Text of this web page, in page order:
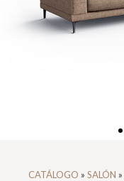
CATÁLOGO » SALÓN »